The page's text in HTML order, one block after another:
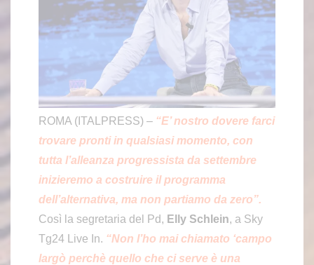
ROMA (ITALPRESS) – “E’ nostro dovere farci
trovare pronti in qualsiasi momento, con
tutta l’alleanza progressista da settembre
inizieremo a costruire il programma
dell’alternativa, ma non partiamo da zero”.
Così la segretaria del Pd, Elly Schlein, a Sky
Tg24 Live In. “Non l’ho mai chiamato ‘campo
largò perchè quello che ci serve è una